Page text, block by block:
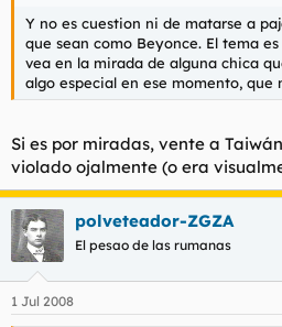
Y no es cuestion ni de matarse a
que sean como Beyonce. El tema
vea en la mirada de alguna chica
algo especial en ese momento, que
Si es por miradas, vente a
violado ojalmente (o era
polveteador-ZGZA
El pesao de las rumanas
1 Jul 2008